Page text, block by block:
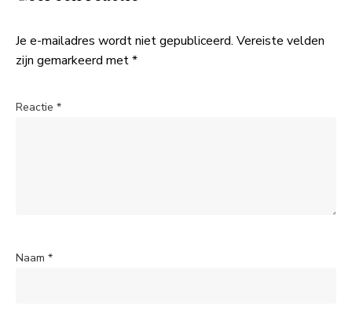
Je e-mailadres wordt niet gepubliceerd. Vereiste velden
zijn gemarkeerd met*
Reactie *
Naam *